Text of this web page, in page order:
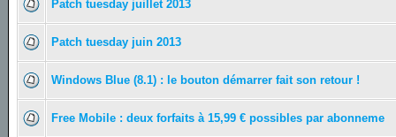
Patch tuesday juillet 2013
Patch tuesday juin 2013
Windows Blue (8.1) : le bouton démarrer fait son retour !
Free Mobile : deux forfaits à 15,99 € possibles par abonneme